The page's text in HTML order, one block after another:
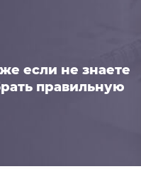
если не знаете
правильную